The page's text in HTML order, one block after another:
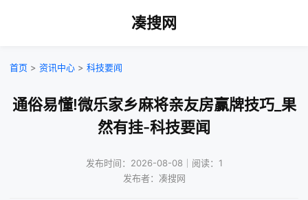
凑搜网
首页 > 资讯中心 > 科技要闻
通俗易懂!微乐家乡麻将亲友房赢牌技巧_果
然有挂-科技要闻
发布时间：2026-08-08｜阅读：1
发布者：凑搜网